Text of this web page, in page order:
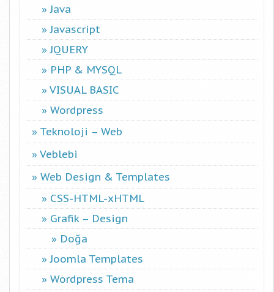
Java
Javascript
JQUERY
PHP & MYSQL
VISUAL BASIC
Wordpress
Teknoloji – Web
Veblebi
Web Design & Templates
CSS-HTML-xHTML
Grafik – Design
Doğa
Joomla Templates
Wordpress Tema